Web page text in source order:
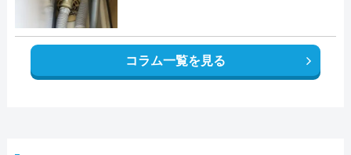
コラム一覧を見る